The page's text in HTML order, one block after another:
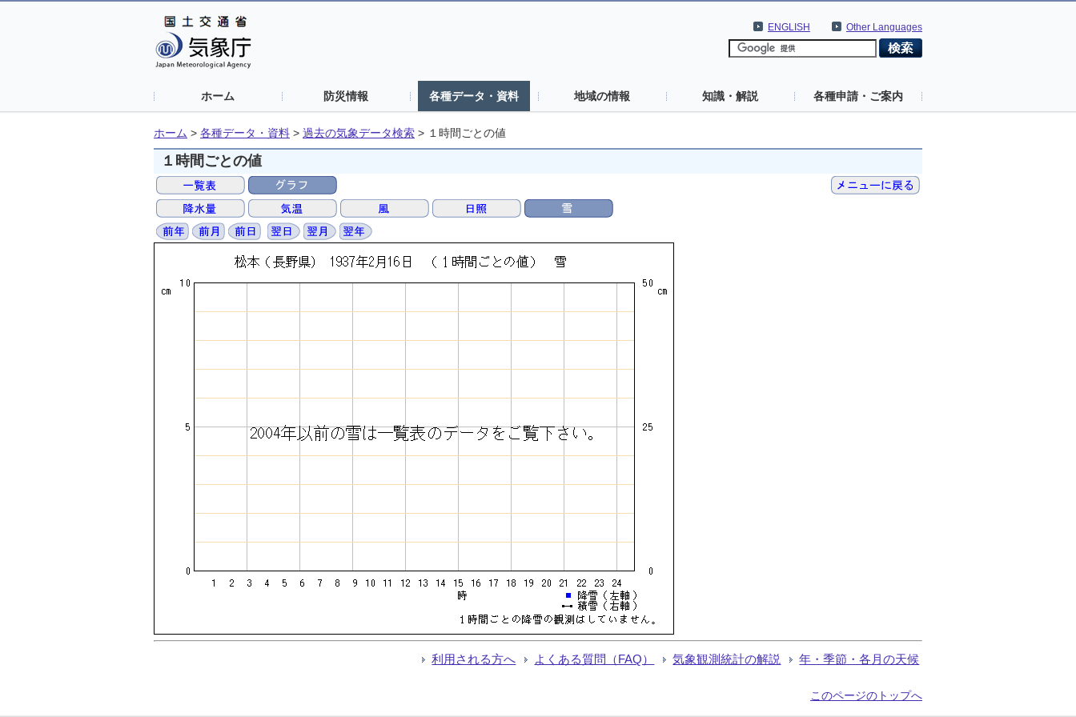
Other Languages
ENGLISH
ホーム 防災情報 各種データ・資料 地域の情報 知識・解説 各種申請・ご案内
ホーム > 各種データ・資料 > 過去の気象データ検索 > １時間ごとの値
１時間ごとの値
利用される方へ よくある質問（FAQ） 気象観測統計の解説 年・季節・各月の天候
このページのトップへ